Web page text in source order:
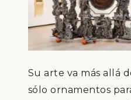
Su arte va más allá
sólo ornamentos